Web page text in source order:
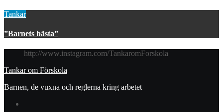
Tankar
”Barnets bästa”
http://www.instagram.com/TankaromForskola
Tankar om Förskola
Barnen, de vuxna och reglerna kring arbetet